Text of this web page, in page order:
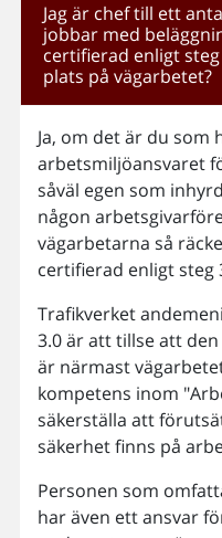
Jag är chef till ett
jobbar med
certifierad enligt
plats på vägarbetet?
Ja, om det är du som
arbetsmiljöansvaret
såväl egen som
någon
vägarbetarna så
certifierad enligt steg
Trafikverket
3.0 är att tillse att
är närmast
kompetens inom
säkerställa att
säkerhet finns på
Personen som
har även ett ansvar